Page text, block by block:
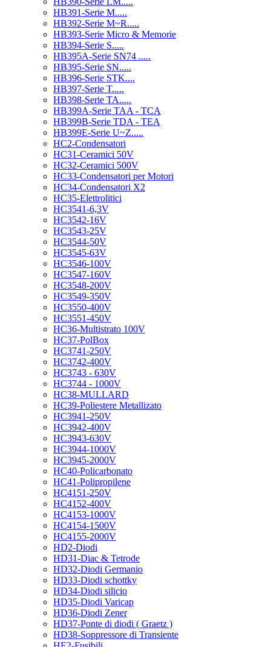
HB391-Serie M.....
HB392-Serie M~R.....
HB393-Serie Micro & Memorie
HB394-Serie S.....
HB395A-Serie SN74 .....
HB395-Serie SN.....
HB396-Serie STK....
HB397-Serie T.....
HB398-Serie TA.....
HB399A-Serie TAA - TCA
HB399B-Serie TDA - TEA
HB399E-Serie U~Z.....
HC2-Condensatori
HC31-Ceramici 50V
HC32-Ceramici 500V
HC33-Condensatori per Motori
HC34-Condensatori X2
HC35-Elettrolitici
HC3541-6,3V
HC3542-16V
HC3543-25V
HC3544-50V
HC3545-63V
HC3546-100V
HC3547-160V
HC3548-200V
HC3549-350V
HC3550-400V
HC3551-450V
HC36-Multistrato 100V
HC37-PolBox
HC3741-250V
HC3742-400V
HC3743 - 630V
HC3744 - 1000V
HC38-MULLARD
HC39-Poliestere Metallizato
HC3941-250V
HC3942-400V
HC3943-630V
HC3944-1000V
HC3945-2000V
HC40-Policarbonato
HC41-Polipropilene
HC4151-250V
HC4152-400V
HC4153-1000V
HC4154-1500V
HC4155-2000V
HD2-Diodi
HD31-Diac & Tetrode
HD32-Diodi Germanio
HD33-Diodi schottky
HD34-Diodi silicio
HD35-Diodi Varicap
HD36-Diodi Zener
HD37-Ponte di diodi ( Graetz )
HD38-Soppressore di Transiente